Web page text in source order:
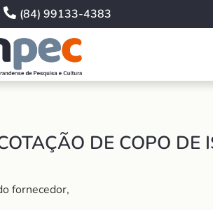
(84) 99133-4383
DE COPO
fornecedor,